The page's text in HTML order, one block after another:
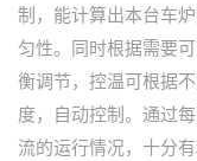
制，能计算出本台车
匀性。同时根据需要
衡调节，控温可根据
度，自动控制。通过
流的运行情况，十分